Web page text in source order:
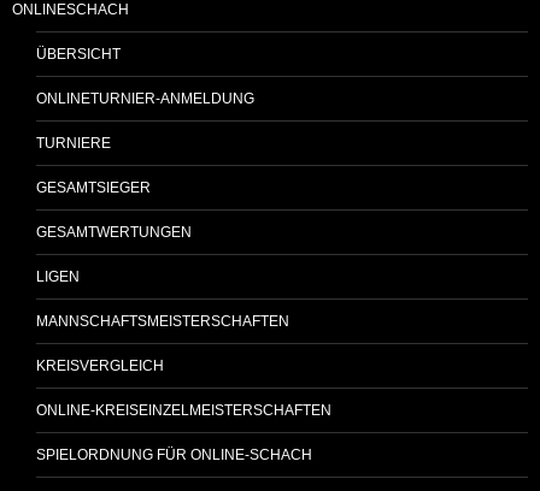
ONLINESCHACH
ÜBERSICHT
ONLINETURNIER-ANMELDUNG
TURNIERE
GESAMTSIEGER
GESAMTWERTUNGEN
LIGEN
MANNSCHAFTSMEISTERSCHAFTEN
KREISVERGLEICH
ONLINE-KREISEINZELMEISTERSCHAFTEN
SPIELORDNUNG FÜR ONLINE-SCHACH